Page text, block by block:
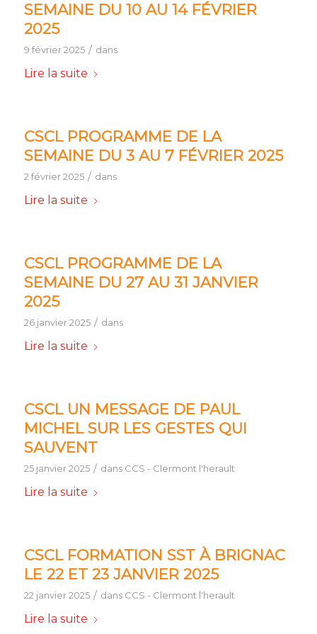
SEMAINE DU 10 AU 14 FÉVRIER
2025
9 février 2025 / dans
Lire la suite
CSCL PROGRAMME DE LA
SEMAINE DU 3 AU 7 FÉVRIER 2025
2 février 2025 / dans
Lire la suite
CSCL PROGRAMME DE LA
SEMAINE DU 27 AU 31 JANVIER
2025
26 janvier 2025 / dans
Lire la suite
CSCL UN MESSAGE DE PAUL
MICHEL SUR LES GESTES QUI
SAUVENT
25 janvier 2025 / dans CCS - Clermont l'herault
Lire la suite
CSCL FORMATION SST À BRIGNAC
LE 22 ET 23 JANVIER 2025
22 janvier 2025 / dans CCS - Clermont l'herault
Lire la suite